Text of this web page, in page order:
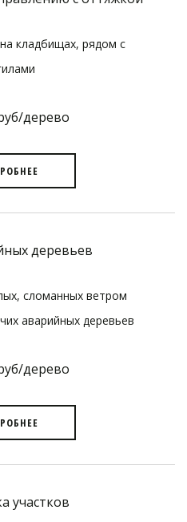
кладбищах, рядом с
дерево
деревьев
сломанных ветром
аварийных деревьев
дерево
участков